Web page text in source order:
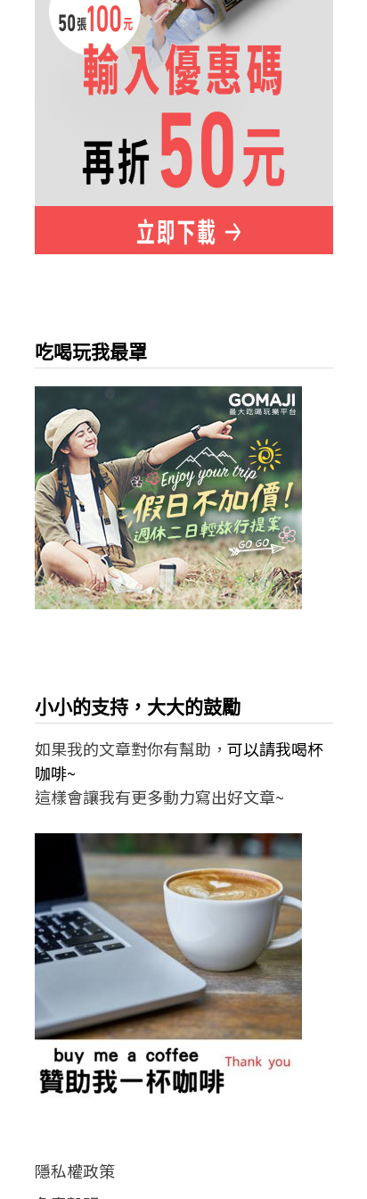
吃喝玩我最罩
小小的支持，大大的鼓勵
如果我的文章對你有幫助， 可以請我喝杯
咖啡~
這樣會讓我有更多動力寫出好文章~
隱私權政策